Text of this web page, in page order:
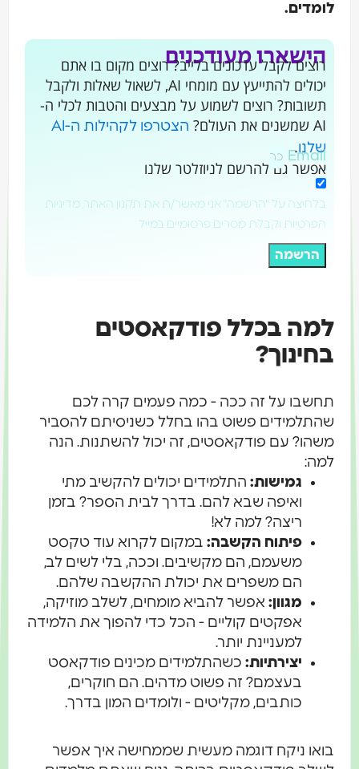
לומדים.
הישארו מעודכנים
רוצים לקבל עדכונים בלייב? רוצים מקום בו אתם
יכולים להתייעץ עם מומחי AI, לשאול שאלות ולקבל
תשובות? רוצים לשמוע על מבצעים והטבות לכלי ה-
הצטרפו לקהילות ה-AI
שלנו.
אפשר גם להרשם לניוזלטר שלנו
Email
בלחיצה על "הרשמה" אני מאשר/ת את תקנון האתר, מדיניות
הפרטיות וקבלת מסרים פרסומיים במייל
הרשמה
למה בכלל פודקאסטים
בחינוך?
תחשבו על זה ככה - כמה פעמים קרה לכם
שהתלמידים פשוט בהו בחלל כשניסיתם להסביר
משהו? עם פודקאסטים, זה יכול להשתנות. הנה
למה:
גמישות:התלמידים יכולים להקשיב מתי
ואיפה שבא להם. בדרך לבית הספר? בזמן
ריצה? למה לא!
פיתוח הקשבה:במקום לקרוא עוד טקסט
משעמם, הם מקשיבים. וככה, בלי לשים לב,
הם משפרים את יכולת ההקשבה שלהם.
מגוון:אפשר להביא מומחים, לשלב מוזיקה,
אפקטים קוליים - הכל כדי להפוך את הלמידה
למעניינת יותר.
יצירתיות:כשהתלמידים מכינים פודקאסט
בעצמם? זה פשוט מדהים. הם חוקרים,
כותבים, מקליטים - ולומדים המון בדרך.
בואו ניקח דוגמה מעשית שממחישה איך אפשר